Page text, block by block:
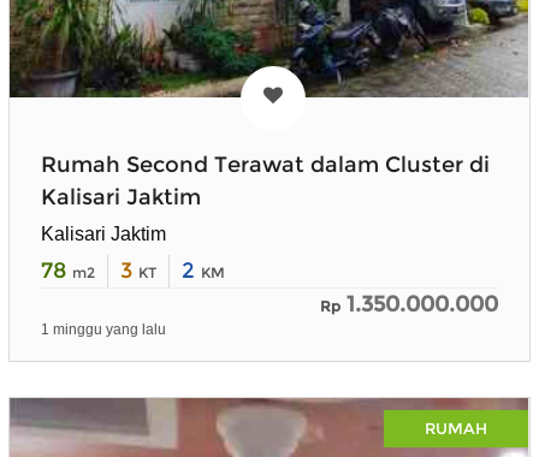
Rumah Second Terawat dalam Cluster di
Kalisari Jaktim
Kalisari Jaktim
78 m2 3 KT 2 KM
Rp 1.350.000.000
1 minggu yang lalu
RUMAH